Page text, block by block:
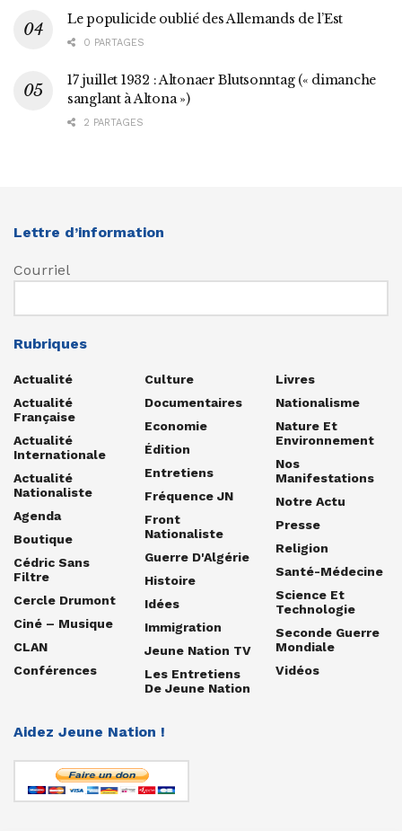
Le populicide oublié des Allemands de l’Est
0 PARTAGES
17 juillet 1932 : Altonaer Blutsonntag (« dimanche
sanglant à Altona »)
2 PARTAGES
Lettre d’information
Courriel
Rubriques
Actualité
Actualité
Française
Actualité
Internationale
Actualité
Nationaliste
Agenda
Boutique
Cédric Sans
Filtre
Cercle Drumont
Ciné – Musique
CLAN
Conférences
Culture
Documentaires
Economie
Édition
Entretiens
Fréquence JN
Front
Nationaliste
Guerre D'Algérie
Histoire
Idées
Immigration
Jeune Nation TV
Les Entretiens
De Jeune Nation
Livres
Nationalisme
Nature Et
Environnement
Nos
Manifestations
Notre Actu
Presse
Religion
Santé-Médecine
Science Et
Technologie
Seconde Guerre
Mondiale
Vidéos
Aidez Jeune Nation !